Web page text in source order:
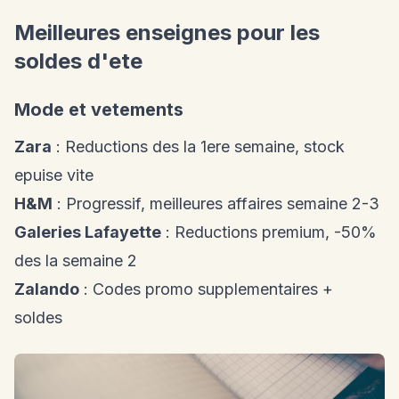
Meilleures enseignes pour les
soldes d'ete
Mode et vetements
Zara : Reductions des la 1ere semaine, stock
epuise vite
H&M : Progressif, meilleures affaires semaine 2-3
Galeries Lafayette : Reductions premium, -50%
des la semaine 2
Zalando : Codes promo supplementaires +
soldes